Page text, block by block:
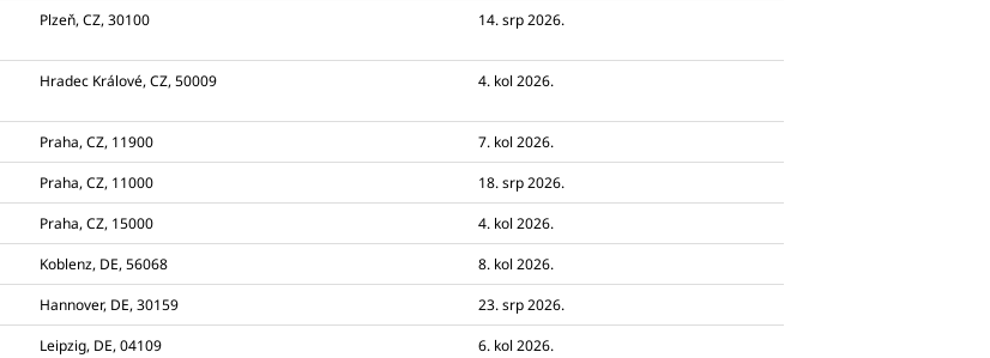
Plzeň, CZ, 30100 14. srp 2026.
Hradec Králové, CZ, 50009 4. kol 2026.
Praha, CZ, 11900
7. kol 2026.
Praha, CZ, 11000
18. srp 2026.
Praha, CZ, 15000
4. kol 2026.
Koblenz, DE, 56068
8. kol 2026.
Hannover, DE, 30159
23. srp 2026.
Leipzig, DE, 04109
6. kol 2026.